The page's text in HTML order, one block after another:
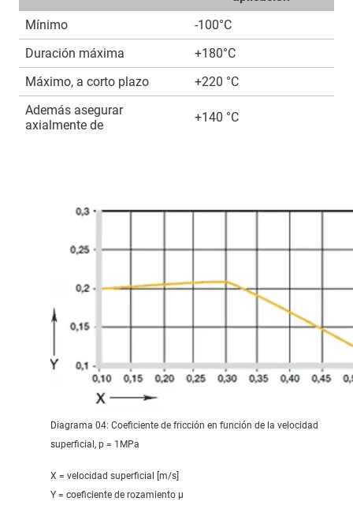
Mínimo
-100°C
Duración máxima
+180°C
Máximo, a corto plazo
+220 °C
Además asegurar
axialmente de
+140 °C
Diagrama 04: Coeficiente de fricción en función de la velocidad
superficial, p = 1MPa
X = velocidad superficial [m/s]
Y = coeficiente de rozamiento μ